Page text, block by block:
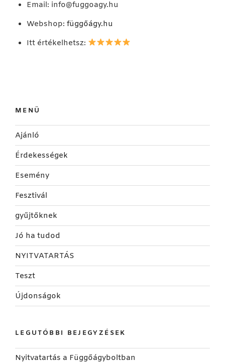
Email: info@fuggoagy.hu
Webshop: függőágy.hu
Itt értékelhetsz:
MENÜ
Ajánló
Érdekességek
Esemény
Fesztivál
gyűjtőknek
Jó ha tudod
NYITVATARTÁS
Teszt
Újdonságok
LEGUTÓBBI BEJEGYZÉSEK
Nyitvatartás a Függőágyboltban